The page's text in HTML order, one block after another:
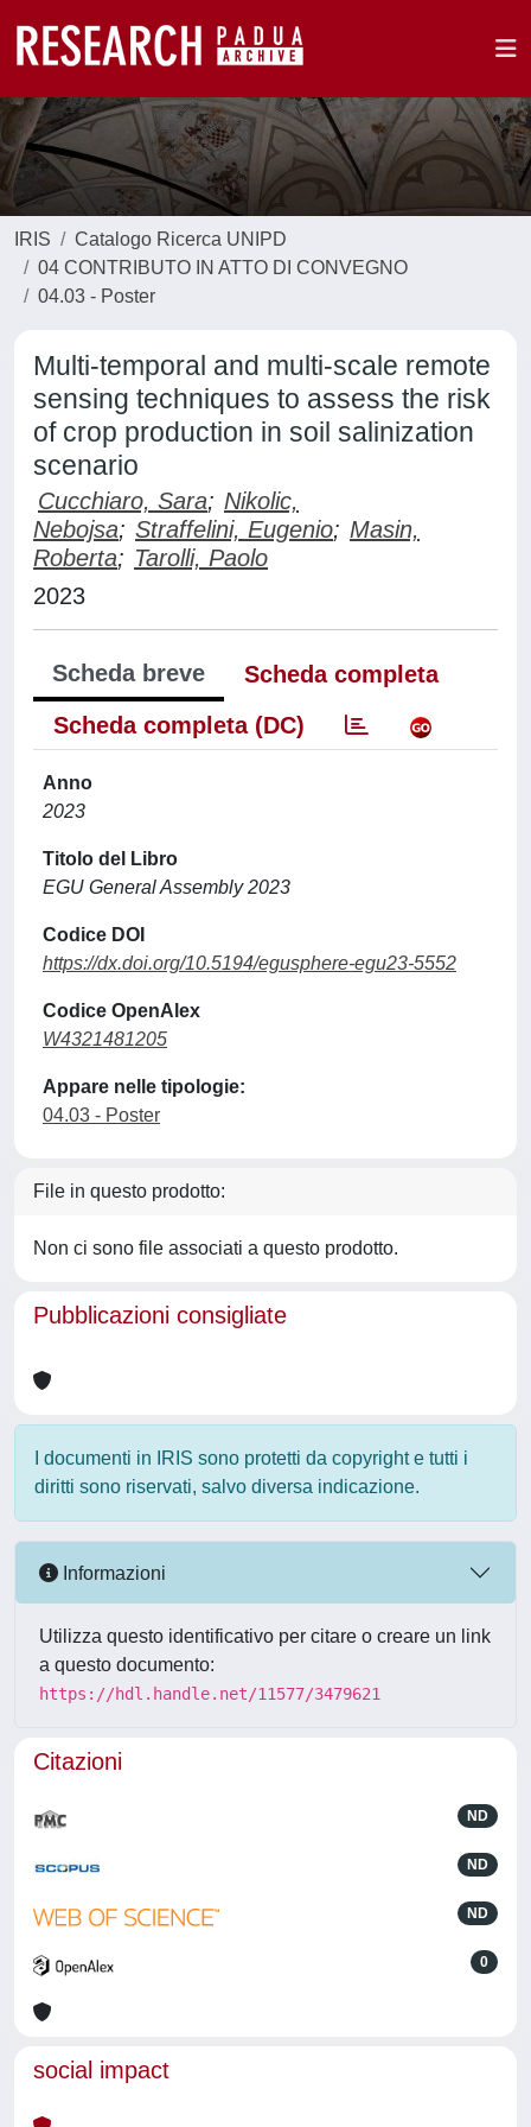
IRIS
Catalogo Ricerca UNIPD
04 CONTRIBUTO IN ATTO DI CONVEGNO
04.03 - Poster
Multi-temporal and multi-scale remote
sensing techniques to assess the risk
of crop production in soil salinization
scenario
Cucchiaro, Sara; Nikolic,
Nebojsa; Straffelini, Eugenio; Masin,
Roberta; Tarolli, Paolo
2023
Scheda breve
Scheda completa
Scheda completa (DC)
Anno
2023
Titolo del Libro
EGU General Assembly 2023
Codice DOI
https://dx.doi.org/10.5194/egusphere-egu23-5552
Codice OpenAlex
W4321481205
Appare nelle tipologie:
04.03 - Poster
File in questo prodotto:
Non ci sono file associati a questo prodotto.
Pubblicazioni consigliate
I documenti in IRIS sono protetti da copyright e tutti i
diritti sono riservati, salvo diversa indicazione.
Informazioni
Utilizza questo identificativo per citare o creare un link
a questo documento:
https://hdl.handle.net/11577/3479621
Citazioni
ND
ND
ND
0
social impact